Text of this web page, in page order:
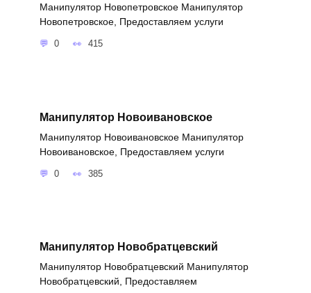
Манипулятор Новопетровское Манипулятор
Новопетровское, Предоставляем услуги
0 415
Манипулятор Новоивановское
Манипулятор Новоивановское Манипулятор
Новоивановское, Предоставляем услуги
0 385
Манипулятор Новобратцевский
Манипулятор Новобратцевский Манипулятор
Новобратцевский, Предоставляем